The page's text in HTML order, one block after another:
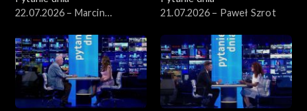
22.07.2026 – Marcin
21.07.2026 – Paweł Szrot